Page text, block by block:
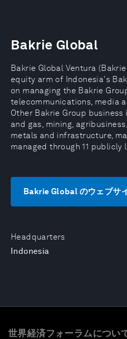
Headquarters
Indonesia
Bakrie Global
Bakrie Global Ventura
equity arm of Indonesia's
on managing the Bakrie
telecommunications, media
Other Bakrie Group
and gas, mining,
metals and infrastructure,
managed through 11 publicly
Bakrie Global のウェブサ
世界経済フォーラムについ